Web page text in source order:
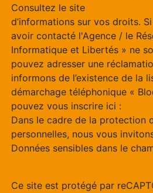
Consultez le site
d’informations sur vos droits.
avoir contacté l'Agence / le
Informatique et Libertés » ne
pouvez adresser une
informons de l’existence de la
démarchage téléphonique «
pouvez vous inscrire ici :
Dans le cadre de la protection
personnelles, nous vous
Données sensibles dans le
Ce site est protégé par